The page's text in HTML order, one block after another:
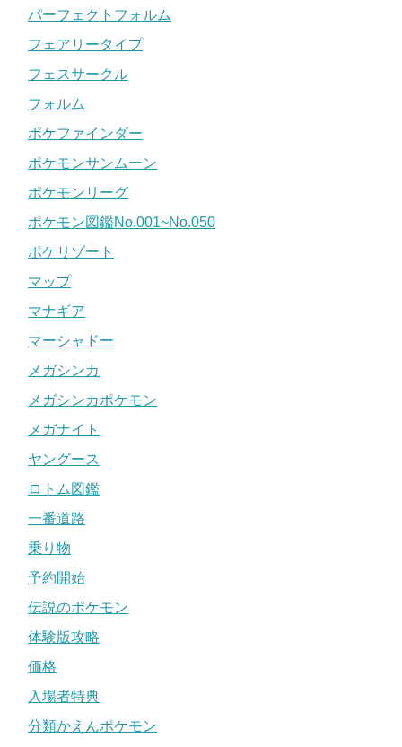
パーフェクトフォルム
フェアリータイプ
フェスサークル
フォルム
ポケファインダー
ポケモンサンムーン
ポケモンリーグ
ポケモン図鑑No.001~No.050
ポケリゾート
マップ
マナギア
マーシャドー
メガシンカ
メガシンカポケモン
メガナイト
ヤングース
ロトム図鑑
一番道路
乗り物
予約開始
伝説のポケモン
体験版攻略
価格
入場者特典
分類かえんポケモン